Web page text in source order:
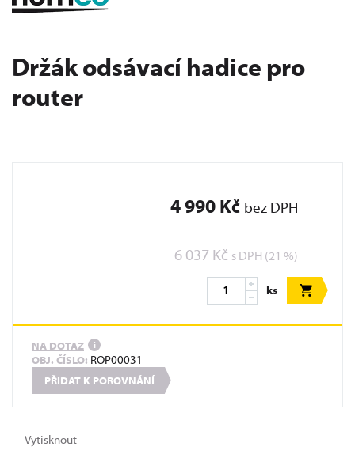
Držák odsávací hadice pro
router
4 990 Kč bez DPH
6 037 Kč s DPH (21 %)
ks
NA DOTAZ i
OBJ. ČÍSLO: ROP00031
PŘIDAT K POROVNÁNÍ
Vytisknout